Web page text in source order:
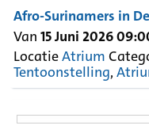
Afro-Surinamers in
Van15 Juni 2026
LocatieAtrium
Tentoonstelling,